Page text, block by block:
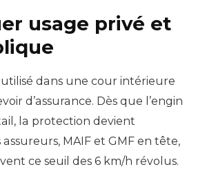
usage privé et
utilisé dans une cour intérieure
d’assurance. Dès que l’engin
la protection devient
MAIF et GMF en tête,
ce seuil des 6 km/h révolus.